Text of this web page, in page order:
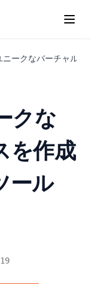
を持つLLMで
The Pass
ークなバーチャルボ
クな
を作成
ール